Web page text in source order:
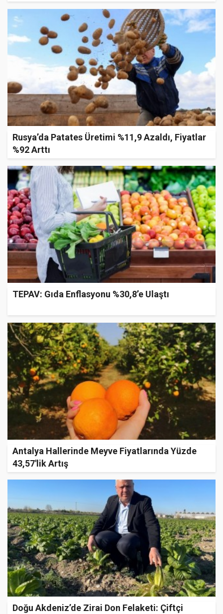
Rusya’da Patates Üretimi %11,9 Azaldı, Fiyatlar
%92 Arttı
TEPAV: Gıda Enflasyonu %30,8’e Ulaştı
Antalya Hallerinde Meyve Fiyatlarında Yüzde
43,57'lik Artış
Doğu Akdeniz’de Zirai Don Felaketi: Çiftçi